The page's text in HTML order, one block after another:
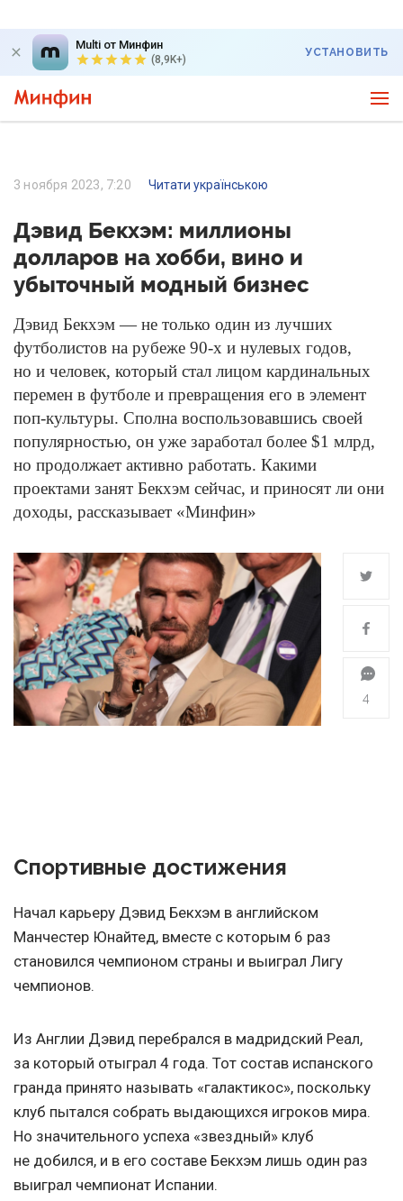
Multi от Минфин
(8,9K+)
УСТАНОВИТЬ
3 ноября 2023, 7:20 Читати українською
Дэвид Бекхэм: миллионы
долларов на хобби, вино и
убыточный модный бизнес
Дэвид Бекхэм — не только один из лучших
футболистов на рубеже 90-х и нулевых годов,
но и человек, который стал лицом кардинальных
перемен в футболе и превращения его в элемент
поп-культуры. Сполна воспользовавшись своей
популярностью, он уже заработал более $1 млрд,
но продолжает активно работать. Какими
проектами занят Бекхэм сейчас, и приносят ли они
доходы, рассказывает «Минфин»
4
Спортивные достижения
Начал карьеру Дэвид Бекхэм в английском
Манчестер Юнайтед, вместе с которым 6 раз
становился чемпионом страны и выиграл Лигу
чемпионов.
Из Англии Дэвид перебрался в мадридский Реал,
за который отыграл 4 года. Тот состав испанского
гранда принято называть «галактикос», поскольку
клуб пытался собрать выдающихся игроков мира.
Но значительного успеха «звездный» клуб
не добился, и в его составе Бекхэм лишь один раз
выиграл чемпионат Испании.